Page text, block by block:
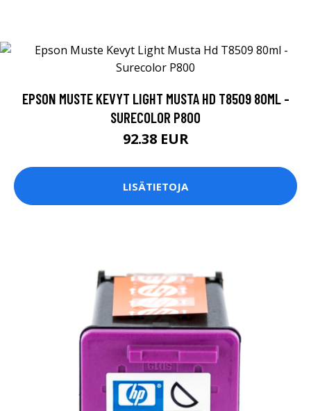
EPSON MUSTE KEVYT LIGHT MUSTA HD T8509 80ML -
SURECOLOR P800
92.38 EUR
LISÄTIETOJA